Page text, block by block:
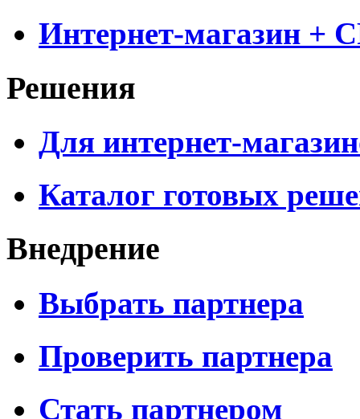
Интернет-магазин +
Решения
Для интернет-
Каталог готовых
Внедрение
Выбрать партнера
Проверить партнера
Стать партнером